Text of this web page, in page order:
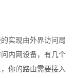
实现由外界访问局
内网设备，有几个
你的路由需要接入